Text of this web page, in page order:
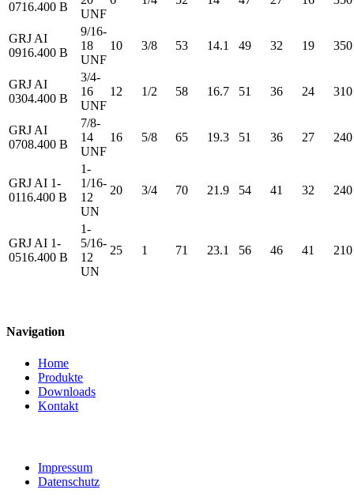
0716.400 B
UNF
GRJ AI
0916.400 B
9/16-
18
UNF
10 3/8 53 14.1 49 32 19 350
GRJ AI
0304.400 B
3/4-
16
UNF
12 1/2 58 16.7 51 36 24 310
GRJ AI
0708.400 B
7/8-
14
UNF
16 5/8 65 19.3 51 36 27 240
GRJ AI 1-
0116.400 B
1-
1/16-
12
UN
20 3/4 70 21.9 54 41 32 240
GRJ AI 1-
0516.400 B
1-
5/16-
12
UN
25 1 71 23.1 56 46 41 210
Navigation
Home
Produkte
Downloads
Kontakt
Impressum
Datenschutz